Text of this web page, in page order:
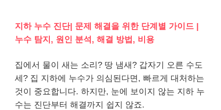
지하 누수 진단| 문제 해결을 위한 단계별 가이드 |
누수 탐지, 원인 분석, 해결 방법, 비용
집에서 물이 새는 소리? 땅 냄새? 갑자기 오른 수도
세? 집 지하에 누수가 의심된다면, 빠르게 대처하는
것이 중요합니다. 하지만, 눈에 보이지 않는 지하 누
수는 진단부터 해결까지 쉽지 않죠.